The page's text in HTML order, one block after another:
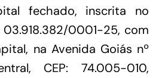
fechado, inscrita no
03.918.382/0001-25, com
na Avenida Goiás nº
CEP: 74.005-010,